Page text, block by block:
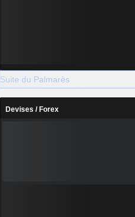
Suite du Palmarès
Devises / Forex